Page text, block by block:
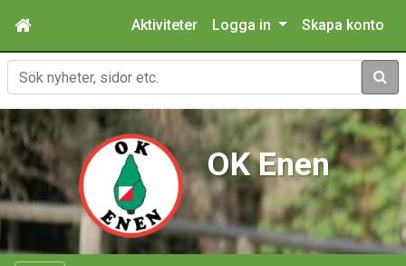
Aktiviteter Logga in Skapa konto
Sök
OK Enen